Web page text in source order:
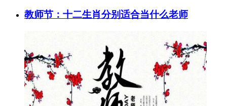
教师节：十二生肖分别适合当什么老师